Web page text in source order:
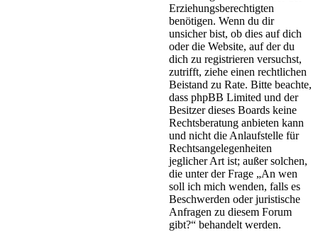
Erziehungsberechtigten
benötigen. Wenn du dir
unsicher bist, ob dies auf dich
oder die Website, auf der du
dich zu registrieren versuchst,
zutrifft, ziehe einen rechtlichen
Beistand zu Rate. Bitte beachte,
dass phpBB Limited und der
Besitzer dieses Boards keine
Rechtsberatung anbieten kann
und nicht die Anlaufstelle für
Rechtsangelegenheiten
jeglicher Art ist; außer solchen,
die unter der Frage „An wen
soll ich mich wenden, falls es
Beschwerden oder juristische
Anfragen zu diesem Forum
gibt?“ behandelt werden.